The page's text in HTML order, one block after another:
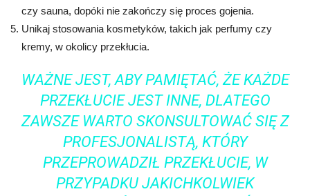
czy sauna, dopóki nie zakończy się proces gojenia.
Unikaj stosowania kosmetyków, takich jak perfumy czy
kremy, w okolicy przekłucia.
WAŻNE JEST, ABY PAMIĘTAĆ, ŻE KAŻDE
PRZEKŁUCIE JEST INNE, DLATEGO
ZAWSZE WARTO SKONSULTOWAĆ SIĘ Z
PROFESJONALISTĄ, KTÓRY
PRZEPROWADZIŁ PRZEKŁUCIE, W
PRZYPADKU JAKICHKOLWIEK